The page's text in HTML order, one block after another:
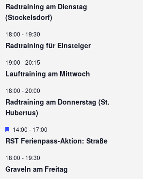
Radtraining am Dienstag
(Stockelsdorf)
18:00 - 19:30
Radtraining für Einsteiger
19:00 -20:15
Lauftraining am Mittwoch
18:00 -20:00
Radtraining am Donnerstag (St.
Hubertus)
Hervorgehoben
14:00 - 17:00
RST Ferienpass-Aktion: Straße
18:00 - 19:30
Graveln am Freitag